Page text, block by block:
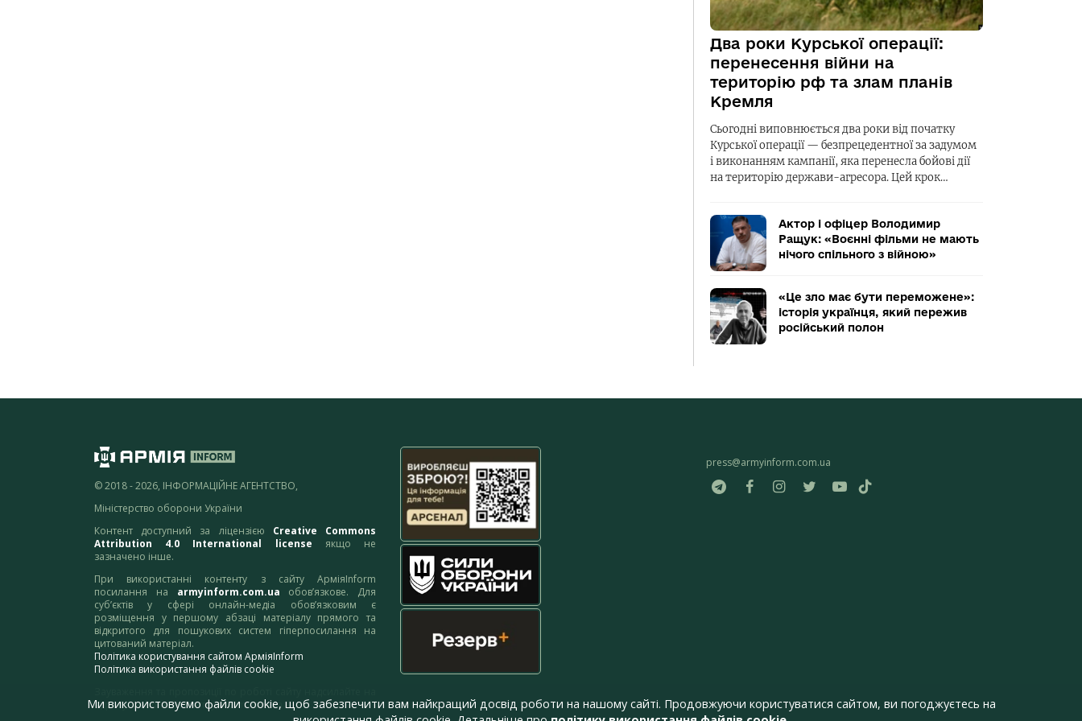
Два роки Курської операції:
перенесення війни на
територію рф та злам планів
Кремля
Сьогодні виповнюється два роки від початку
Курської операції — безпрецедентної за задумом
і виконанням кампанії, яка перенесла бойові дії
на територію держави-агресора. Цей крок…
Актор і офіцер Володимир
Ращук: «Воєнні фільми не мають
нічого спільного з війною»
«Це зло має бути переможене»:
історія українця, який пережив
російський полон
© 2018 - 2026, ІНФОРМАЦІЙНЕ АГЕНТСТВО,
Міністерство оборони України
Контент доступний за ліцензією Creative Commons
Attribution 4.0 International license якщо не
зазначено інше.
При використанні контенту з сайту АрміяInform
посилання на armyinform.com.ua обов’язкове. Для
суб’єктів у сфері онлайн-медіа обов’язковим є
розміщення у першому абзаці матеріалу прямого та
відкритого для пошукових систем гіперпосилання на
цитований матеріал.
Політика користування сайтом АрміяInform
Політика використання файлів cookie
адресу:webmaster@armyinform.com.ua
press@armyinform.com.ua
Ми використовуємо файли cookie, щоб забезпечити вам найкращий досвід роботи на нашому сайті. Продовжуючи користуватися сайтом, ви погоджуєтесь на